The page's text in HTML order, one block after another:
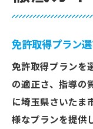
免許取得プラン
免許取得プランを
の適正さ、指導の
に埼玉県さいたま
様なプランを提供